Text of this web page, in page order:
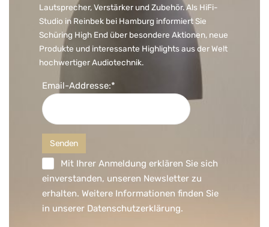
Lautsprecher, Verstärker und Zubehör. Als HiFi-
Studio in Reinbek bei Hamburg informiert Sie
Schüring High End über besondere Aktionen, neue
Produkte und interessante Highlights aus der Welt
hochwertiger Audiotechnik.
Email-Addresse:*
Mit Ihrer Anmeldung erklären Sie sich
einverstanden, unseren Newsletter zu
erhalten. Weitere Informationen finden Sie
in unserer Datenschutzerklärung.